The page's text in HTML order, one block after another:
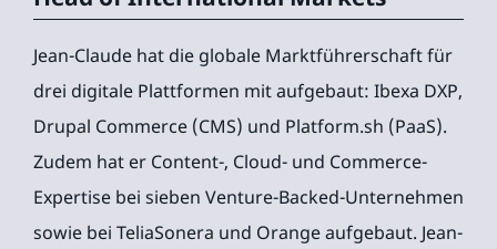
Jean-Claude hat die globale Marktführerschaft für
drei digitale Plattformen mit aufgebaut: Ibexa DXP,
Drupal Commerce (CMS) und Platform.sh (PaaS).
Zudem hat er Content-, Cloud- und Commerce-
Expertise bei sieben Venture-Backed-Unternehmen
sowie bei TeliaSonera und Orange aufgebaut. Jean-